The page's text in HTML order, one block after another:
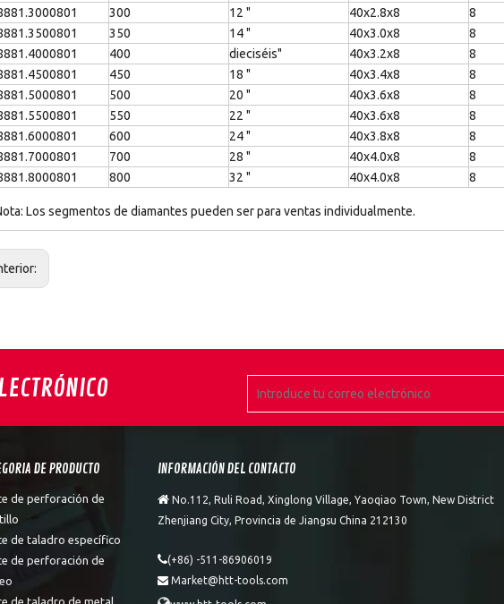
300 12 " 40x2.8x8 8
350 14 " 40x3.0x8 8
400 dieciséis" 40x3.2x8 8
450 18 " 40x3.4x8 8
500 20 " 40x3.6x8 8
550 22 " 40x3.6x8 8
600 24 " 40x3.8x8 8
700 28 " 40x4.0x8 8
800 32 " 40x4.0x8 8
Los segmentos de diamantes pueden ser para ventas individualmente.
DE PRODUCTO
de perforación de
de taladro específico
de perforación de
de taladro de metal
INFORMACIÓN DEL CONTACTO
 No.112, Ruli Road, Xinglong Village, Yaoqiao Town, New District
Zhenjiang City, Provincia de Jiangsu China 212130
(+86) -511-86906019
 Market@htt-tools.com